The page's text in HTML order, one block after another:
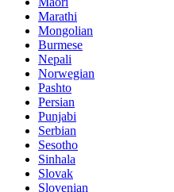
Marathi
Mongolian
Burmese
Nepali
Norwegian
Pashto
Persian
Punjabi
Serbian
Sesotho
Sinhala
Slovak
Slovenian